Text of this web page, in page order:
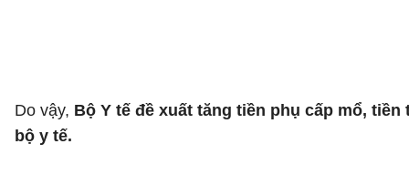
Do vậy, Bộ Y tế đề xuất tăng tiền phụ cấp mổ,
bộ y tế.